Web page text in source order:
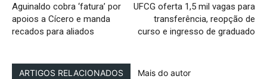
Aguinaldo cobra ‘fatura’ por
apoios a Cícero e manda
recados para aliados
UFCG oferta 1,5 mil vagas para
transferência, reopção de
curso e ingresso de graduado
ARTIGOS RELACIONADOS Mais do autor